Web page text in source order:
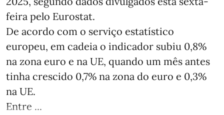
feira pelo Eurostat.
De acordo com o serviço estatístico
europeu, em cadeia o indicador subiu 0,8%
na zona euro e na UE, quando um mês antes
tinha crescido 0,7% na zona do euro e 0,3%
na UE.
Entre ...